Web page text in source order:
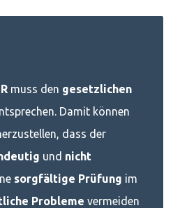
muss den gesetzlichen
Damit können
dass der
und nicht
sorgfältige Prüfung im
Probleme vermeiden